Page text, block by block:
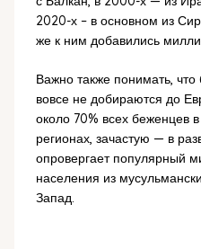
2020-х – в основном из
же к ним добавились
Важно также понимать,
вовсе не добираются до
около 70% всех беженцев
регионах, зачастую — в
опровергает популярный
населения из
Запад.